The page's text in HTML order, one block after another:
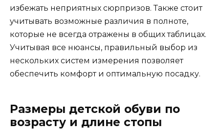
избежать неприятных сюрпризов. Также стоит
учитывать возможные различия в полноте,
которые не всегда отражены в общих таблицах.
Учитывая все нюансы, правильный выбор из
нескольких систем измерения позволяет
обеспечить комфорт и оптимальную посадку.
Размеры детской обуви по
возрасту и длине стопы